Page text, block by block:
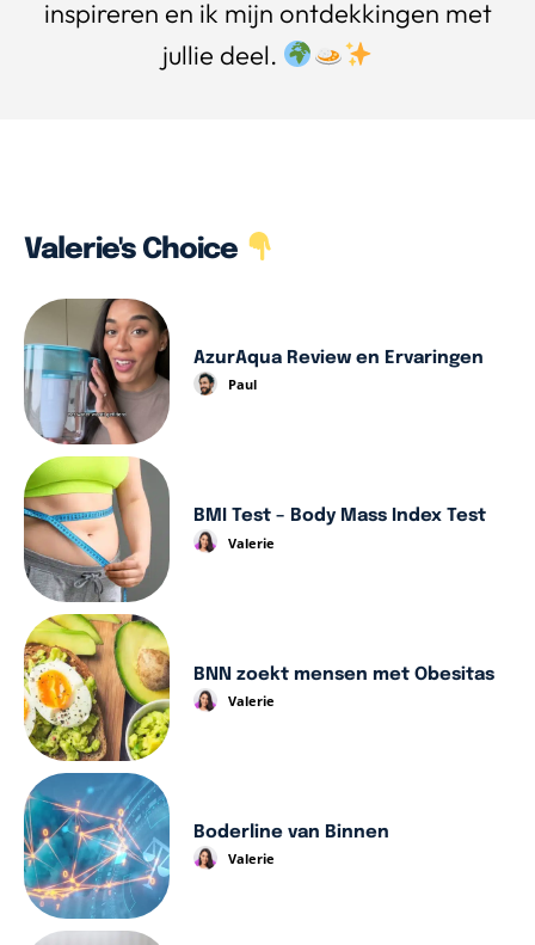
inspireren en ik mijn ontdekkingen met
jullie deel.
Valerie's Choice
AzurAqua Review en Ervaringen
Paul
BMI Test – Body Mass Index Test
Valerie
BNN zoekt mensen met Obesitas
Valerie
Boderline van Binnen
Valerie